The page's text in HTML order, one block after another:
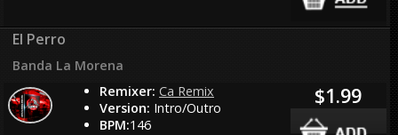
El Perro
Banda La Morena
Remixer: Ca Remix
Version: Intro/Outro
BPM:146
$1.99